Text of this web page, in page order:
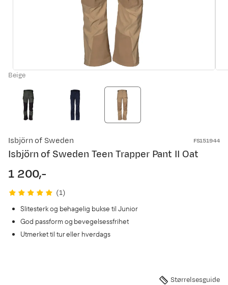
Beige
Isbjörn of Sweden FS151944
Isbjörn of Sweden Teen Trapper Pant II Oat
price
1 200,-
(1)
Slitesterk og behagelig bukse til Junior
God passform og bevegelsessfrihet
Utmerket til tur eller hverdags
Størrelsesguide